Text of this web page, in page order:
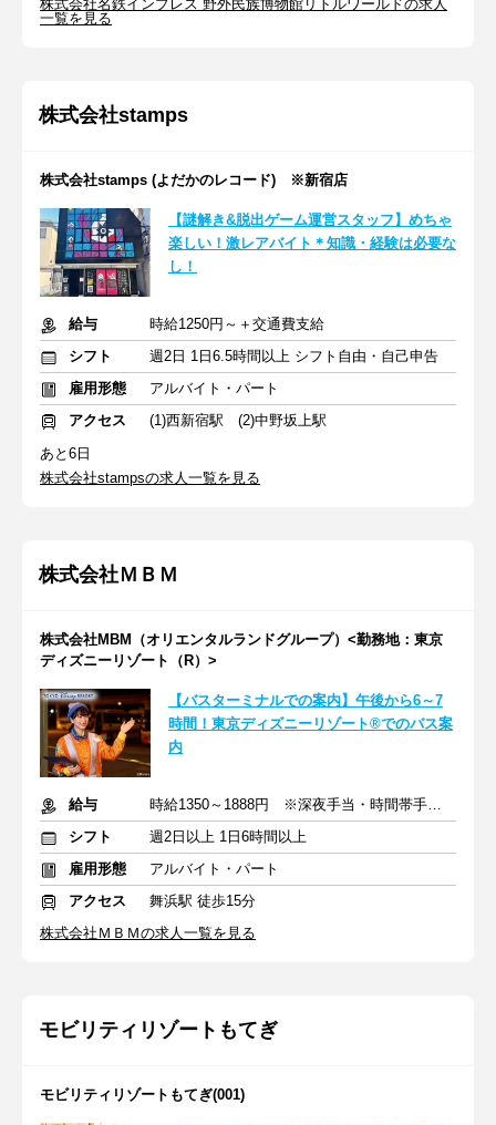
株式会社名鉄インプレス 野外民族博物館リトルワールドの求人
一覧を見る
株式会社stamps
株式会社stamps (よだかのレコード) ※新宿店
【謎解き&脱出ゲーム運営スタッフ】めちゃ
楽しい！激レアバイト＊知識・経験は必要な
し！
給与
時給1250円～＋交通費支給
シフト
週2日 1日6.5時間以上 シフト自由・自己申告
雇用形態
アルバイト・パート
アクセス
(1)西新宿駅 (2)中野坂上駅
あと6日
株式会社stampsの求人一覧を見る
株式会社ＭＢＭ
株式会社MBM（オリエンタルランドグループ）<勤務地：東京
ディズニーリゾート（R）>
【バスターミナルでの案内】午後から6～7
時間！東京ディズニーリゾート®でのバス案
内
給与
時給1350～1888円 ※深夜手当・時間帯手当含む
シフト
週2日以上 1日6時間以上
雇用形態
アルバイト・パート
アクセス
舞浜駅 徒歩15分
株式会社ＭＢＭの求人一覧を見る
モビリティリゾートもてぎ
モビリティリゾートもてぎ(001)